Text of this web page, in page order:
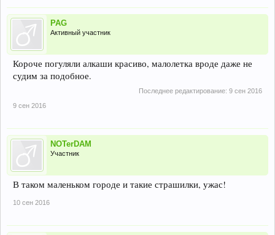
PAG
Активный участник
Короче погуляли алкаши красиво, малолетка вроде даже не
судим за подобное.
Последнее редактирование: 9 сен 2016
9 сен 2016
NOTerDAM
Участник
В таком маленьком городе и такие страшилки, ужас!
10 сен 2016